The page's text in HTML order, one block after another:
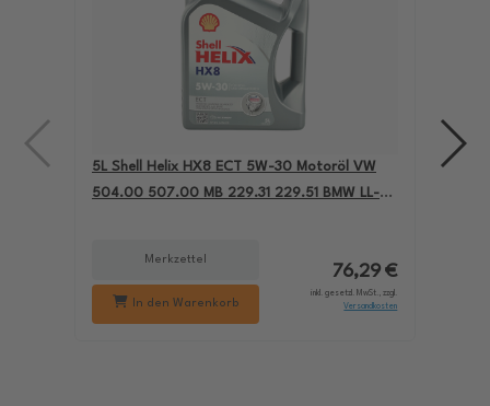
5L Shell Helix HX8 ECT 5W-30 Motoröl VW
504.00 507.00 MB 229.31 229.51 BMW LL-04
Merkzettel
In den Warenkorb
76,29 €
inkl. gesetzl. MwSt., zzgl.
Versandkosten